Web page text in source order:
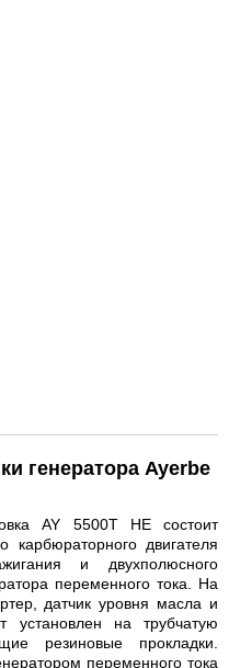
генератора Ayerbe
AY 5500T HE состоит
карбюраторного двигателя
и двухполюсного
переменного тока. На
датчик уровня масла и
установлен на трубчатую
резиновые прокладки.
переменного тока